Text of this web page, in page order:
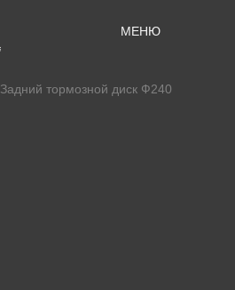
МЕНЮ
Задний тормозной диск Ф240